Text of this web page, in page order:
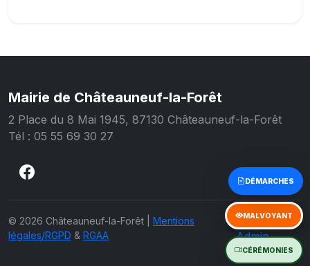
Mairie de Châteauneuf-la-Forêt
2 Place du 8 Mai 1945, 87130 Châteauneuf-la-Forêt
Tél : 05 55 69 30 27
© 2026 Châteauneuf-la-Forêt | Mentions
légales/RGPD & RGAA
Accès
Admin